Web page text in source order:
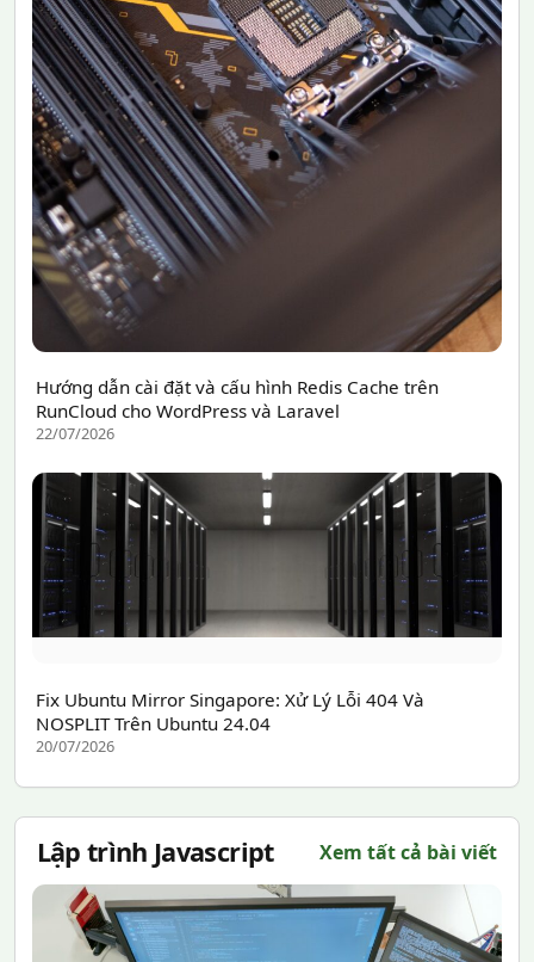
Hướng dẫn cài đặt và cấu hình Redis Cache trên
RunCloud cho WordPress và Laravel
22/07/2026
Fix Ubuntu Mirror Singapore: Xử Lý Lỗi 404 Và
NOSPLIT Trên Ubuntu 24.04
20/07/2026
Lập trình Javascript Xem tất cả bài viết